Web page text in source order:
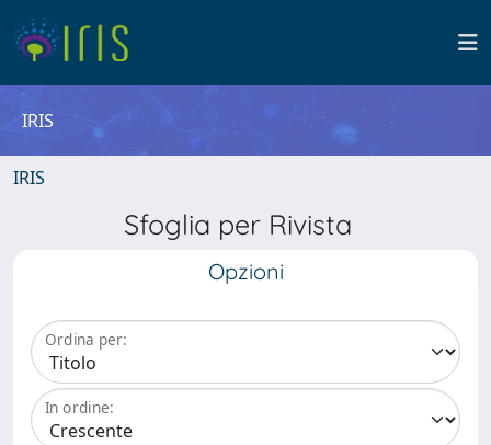
IRIS
IRIS
Sfoglia per Rivista
Opzioni
Ordina per:
In ordine: